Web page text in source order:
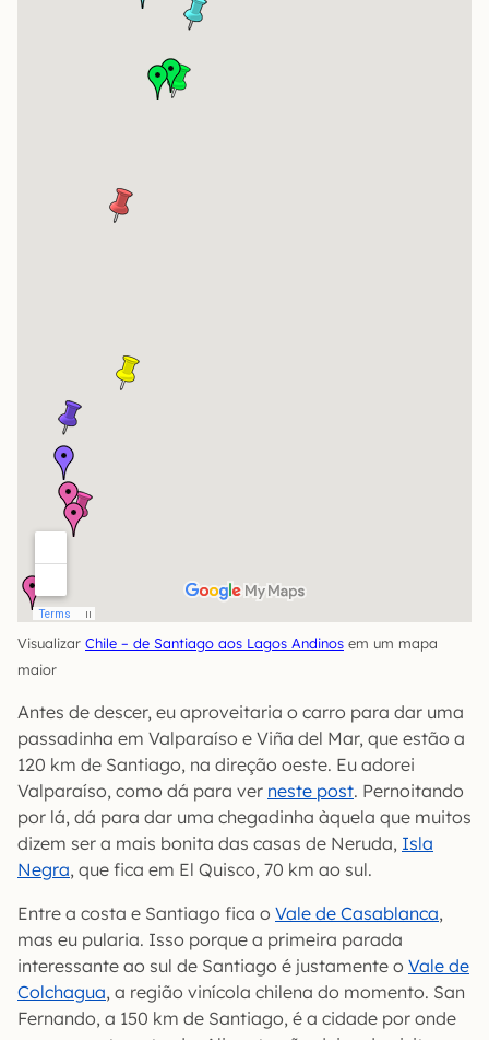
Visualizar Chile – de Santiago aos Lagos Andinos em um mapa
maior
Antes de descer, eu aproveitaria o carro para dar uma
passadinha em Valparaíso e Viña del Mar, que estão a
120 km de Santiago, na direção oeste. Eu adorei
Valparaíso, como dá para ver neste post. Pernoitando
por lá, dá para dar uma chegadinha àquela que muitos
dizem ser a mais bonita das casas de Neruda, Isla
Negra, que fica em El Quisco, 70 km ao sul.
Entre a costa e Santiago fica o Vale de Casablanca,
mas eu pularia. Isso porque a primeira parada
interessante ao sul de Santiago é justamente o Vale de
Colchagua, a região vinícola chilena do momento. San
Fernando, a 150 km de Santiago, é a cidade por onde